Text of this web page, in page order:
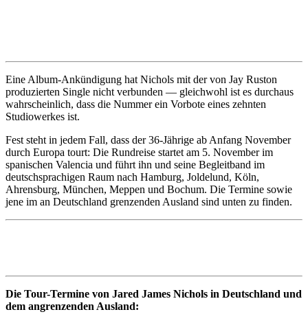
Eine Album-Ankündigung hat Nichols mit der von Jay Ruston
produzierten Single nicht verbunden — gleichwohl ist es durchaus
wahrscheinlich, dass die Nummer ein Vorbote eines zehnten
Studiowerkes ist.
Fest steht in jedem Fall, dass der 36-Jährige ab Anfang November
durch Europa tourt: Die Rundreise startet am 5. November im
spanischen Valencia und führt ihn und seine Begleitband im
deutschsprachigen Raum nach Hamburg, Joldelund, Köln,
Ahrensburg, München, Meppen und Bochum. Die Termine sowie
jene im an Deutschland grenzenden Ausland sind unten zu finden.
Die Tour-Termine von Jared James Nichols in Deutschland und
dem angrenzenden Ausland: